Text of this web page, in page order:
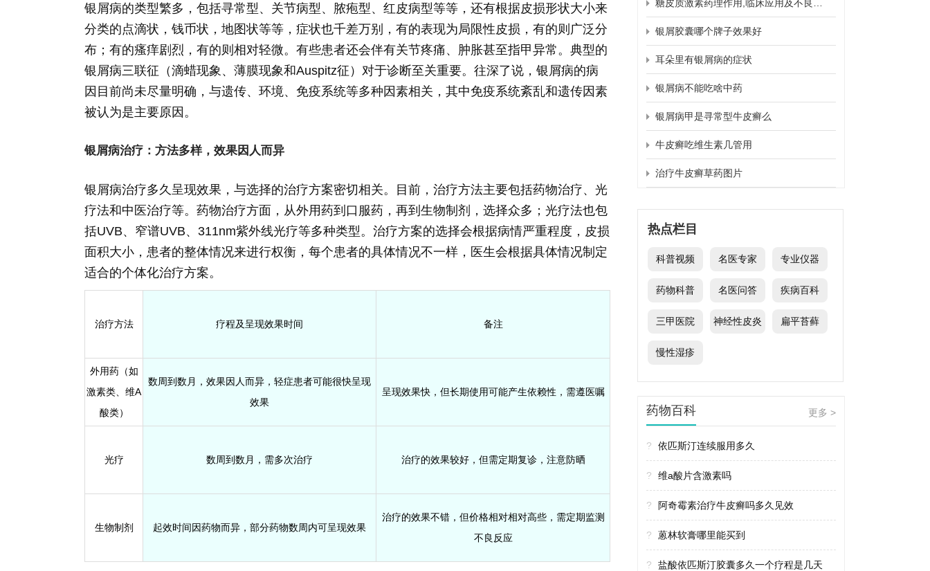
银屑病的类型繁多，包括寻常型、关节病型、脓疱型、红皮病型等等，还有根据皮损形状大小来
分类的点滴状，钱币状，地图状等等，症状也千差万别，有的表现为局限性皮损，有的则广泛分
布；有的瘙痒剧烈，有的则相对轻微。有些患者还会伴有关节疼痛、肿胀甚至指甲异常。典型的
银屑病三联征（滴蜡现象、薄膜现象和Auspitz征）对于诊断至关重要。往深了说，银屑病的病
因目前尚未尽量明确，与遗传、环境、免疫系统等多种因素相关，其中免疫系统紊乱和遗传因素
被认为是主要原因。
银屑病治疗：方法多样，效果因人而异
银屑病治疗多久呈现效果，与选择的治疗方案密切相关。目前，治疗方法主要包括药物治疗、光
疗法和中医治疗等。药物治疗方面，从外用药到口服药，再到生物制剂，选择众多；光疗法也包
括UVB、窄谱UVB、311nm紫外线光疗等多种类型。治疗方案的选择会根据病情严重程度，皮损
面积大小，患者的整体情况来进行权衡，每个患者的具体情况不一样，医生会根据具体情况制定
适合的个体化治疗方案。
治疗方法 疗程及呈现效果时间 备注
外用药（如
激素类、维A
酸类）
数周到数月，效果因人而异，轻症患者可能很快呈现
效果
呈现效果快，但长期使用可能产生依赖性，需遵医嘱
光疗 数周到数月，需多次治疗 治疗的效果较好，但需定期复诊，注意防晒
生物制剂 起效时间因药物而异，部分药物数周内可呈现效果
治疗的效果不错，但价格相对相对高些，需定期监测
不良反应
银屑胶囊哪个牌子效果好
耳朵里有银屑病的症状
银屑病不能吃啥中药
银屑病甲是寻常型牛皮癣么
牛皮癣吃维生素几管用
治疗牛皮癣草药图片
热点栏目
科普视频 名医专家 专业仪器
药物科普 名医问答 疾病百科
三甲医院 神经性皮炎 扁平苔藓
慢性湿疹
药物百科 更多 >
? 依匹斯汀连续服用多久
? 维a酸片含激素吗
? 阿奇霉素治疗牛皮癣吗多久见效
? 蒽林软膏哪里能买到
? 盐酸依匹斯汀胶囊多久一个疗程是几天